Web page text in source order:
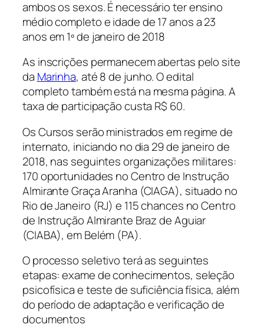
ambos os sexos. É necessário ter ensino
médio completo e idade de 17 anos a 23
anos em 1º de janeiro de 2018
As inscrições permanecem abertas pelo site
da Marinha, até 8 de junho. O edital
completo também está na mesma página. A
taxa de participação custa R$ 60.
Os Cursos serão ministrados em regime de
internato, iniciando no dia 29 de janeiro de
2018, nas seguintes organizações militares:
170 oportunidades no Centro de Instrução
Almirante Graça Aranha (CIAGA), situado no
Rio de Janeiro (RJ) e 115 chances no Centro
de Instrução Almirante Braz de Aguiar
(CIABA), em Belém (PA).
O processo seletivo terá as seguintes
etapas: exame de conhecimentos, seleção
psicofísica e teste de suficiência física, além
do período de adaptação e verificação de
documentos